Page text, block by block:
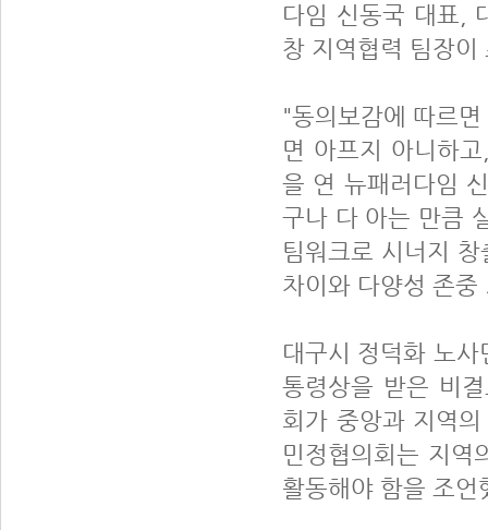
다임 신동국 대표,
창 지역협력 팀장
"동의보감에 따르
면 아프지 아니하
을 연 뉴패러다임
구나 다 아는 만큼
팀워크로 시너지
차이와 다양성 존
대구시 정덕화 노
통령상을 받은 비
회가 중앙과 지역
민정협의회는 지
활동해야 함을 조언